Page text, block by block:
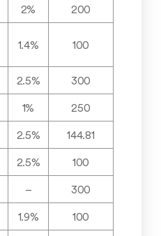
2%
200
1.4% 100
2.5%
300
1%
250
2.5%
144.81
2.5%
100
–
300
1.9%
100